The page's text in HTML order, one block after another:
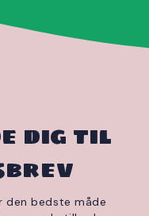
dig til
den bedste måde